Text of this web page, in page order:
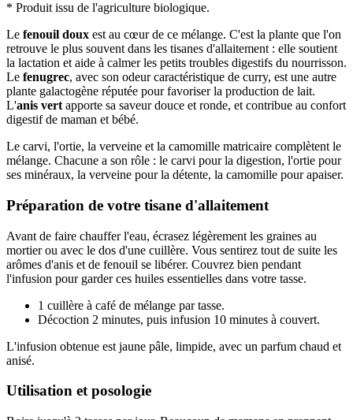
* Produit issu de l'agriculture biologique.
Le fenouil doux est au cœur de ce mélange. C'est la plante que l'on
retrouve le plus souvent dans les tisanes d'allaitement : elle soutient
la lactation et aide à calmer les petits troubles digestifs du nourrisson.
Le fenugrec, avec son odeur caractéristique de curry, est une autre
plante galactogène réputée pour favoriser la production de lait.
L'anis vert apporte sa saveur douce et ronde, et contribue au confort
digestif de maman et bébé.
Le carvi, l'ortie, la verveine et la camomille matricaire complètent le
mélange. Chacune a son rôle : le carvi pour la digestion, l'ortie pour
ses minéraux, la verveine pour la détente, la camomille pour apaiser.
Préparation de votre tisane d'allaitement
Avant de faire chauffer l'eau, écrasez légèrement les graines au
mortier ou avec le dos d'une cuillère. Vous sentirez tout de suite les
arômes d'anis et de fenouil se libérer. Couvrez bien pendant
l'infusion pour garder ces huiles essentielles dans votre tasse.
1 cuillère à café de mélange par tasse.
Décoction 2 minutes, puis infusion 10 minutes à couvert.
L'infusion obtenue est jaune pâle, limpide, avec un parfum chaud et
anisé.
Utilisation et posologie